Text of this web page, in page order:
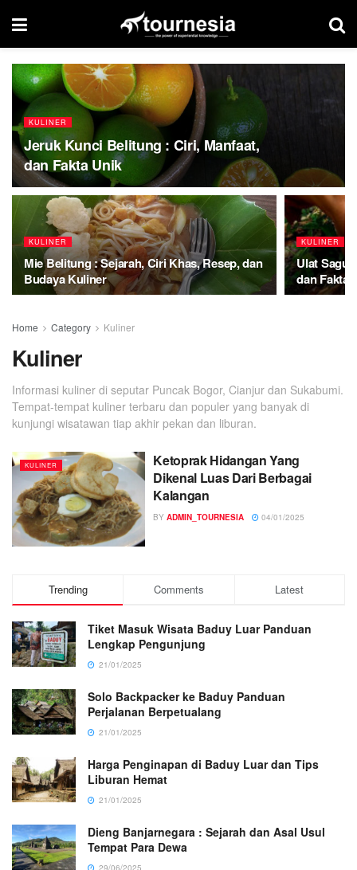
KULINER
Jeruk Kunci Belitung : Ciri, Manfaat,
dan Fakta Unik
KULINER
Mie Belitung : Sejarah, Ciri Khas, Resep, dan
Budaya Kuliner
KULINER
Ulat Sagu
dan Fakta
Home Category Kuliner
Kuliner
Informasi kuliner di seputar Puncak Bogor, Cianjur dan Sukabumi.
Tempat-tempat kuliner terbaru dan populer yang banyak di
kunjungi wisatawan tiap akhir pekan dan liburan.
KULINER
Ketoprak Hidangan Yang
Dikenal Luas Dari Berbagai
Kalangan
BY ADMIN_TOURNESIA 04/01/2025
Trending Comments Latest
Tiket Masuk Wisata Baduy Luar Panduan
Lengkap Pengunjung
21/01/2025
Solo Backpacker ke Baduy Panduan
Perjalanan Berpetualang
21/01/2025
Harga Penginapan di Baduy Luar dan Tips
Liburan Hemat
21/01/2025
Dieng Banjarnegara : Sejarah dan Asal Usul
Tempat Para Dewa
29/06/2025